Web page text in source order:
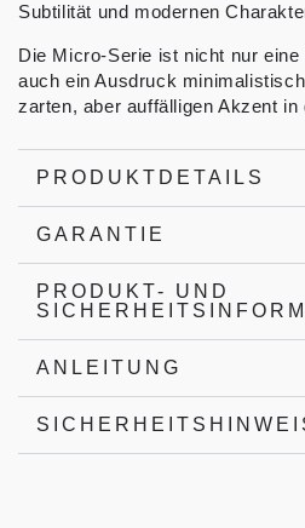
Subtilität und modernen
Die Micro-Serie ist nicht nur
auch ein Ausdruck
zarten, aber auffälligen Akzent in
PRODUKTDETAILS
GARANTIE
PRODUKT- UND
ANLEITUNG